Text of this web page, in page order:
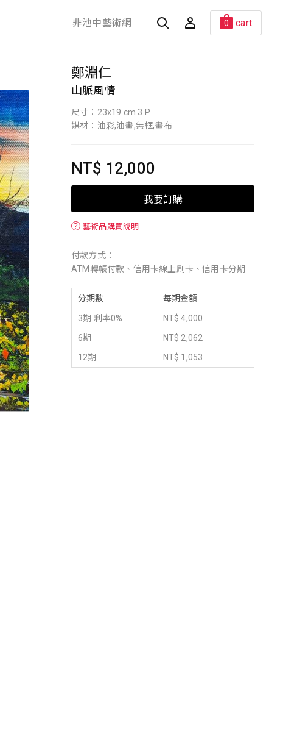
非池中藝術網 0 cart
鄭淵仁
山脈風情
尺寸：23x19 cm 3 P
媒材：油彩,油畫,無框,畫布
NT$ 12,000
我要訂購
？ 藝術品購買說明
付款方式：
ATM轉帳付款、信用卡線上刷卡、信用卡分期
分期數 每期金額
3期 利率0%
NT$ 4,000
6期
NT$ 2,062
12期
NT$ 1,053